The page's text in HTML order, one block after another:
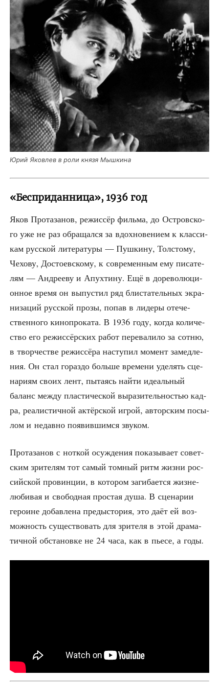
Юрий Яко­влев в роли кня­зя Мышкина
«Бесприданница», 1936 год
Яков Про­та­за­нов, режис­сёр филь­ма, до Ост­ров­ско­
го уже не раз обра­щал­ся за вдох­но­ве­ни­ем к клас­си­
кам рус­ской лите­ра­ту­ры — Пуш­ки­ну, Тол­сто­му,
Чехо­ву, Досто­ев­ско­му, к совре­мен­ным ему писа­те­
лям — Андре­еву и Апух­ти­ну. Ещё в доре­во­лю­ци­
он­ное вре­мя он выпу­стил ряд бли­ста­тель­ных экра­
ни­за­ций рус­ской про­зы, попав в лиде­ры оте­че­
ствен­но­го кино­про­ка­та. В 1936 году, когда коли­че­
ство его режис­сёр­ских работ пере­ва­ли­ло за сот­ню,
в твор­че­стве режис­сё­ра насту­пил момент замед­ле­
ния. Он стал гораз­до боль­ше вре­ме­ни уде­лять сце­
на­ри­ям сво­их лент, пыта­ясь най­ти иде­аль­ный
баланс меж­ду пла­сти­че­ской выра­зи­тель­но­стью кад­
ра, реа­ли­стич­ной актёр­ской игрой, автор­ским посы­
лом и недав­но появив­шим­ся звуком.
Про­та­за­нов с нот­кой осуж­де­ния пока­зы­ва­ет совет­
ским зри­те­лям тот самый том­ный ритм жиз­ни рос­
сий­ской про­вин­ции, в кото­ром заги­ба­ет­ся жиз­не­
лю­би­вая и сво­бод­ная про­стая душа. В сце­на­рии
геро­ине добав­ле­на предыс­то­рия, это даёт ей воз­
мож­ность суще­ство­вать для зри­те­ля в этой дра­ма­
тич­ной обста­нов­ке не 24 часа, как в пье­се, а годы.